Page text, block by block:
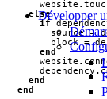
Développer
website .
else
if
source =
block
=
end
website .
dependency .
end
end